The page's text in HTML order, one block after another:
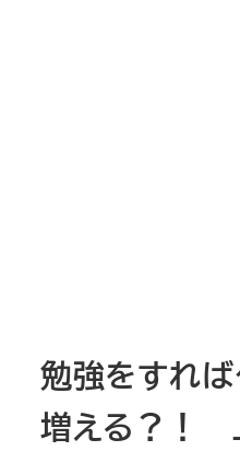
勉強をすれ
増える？！